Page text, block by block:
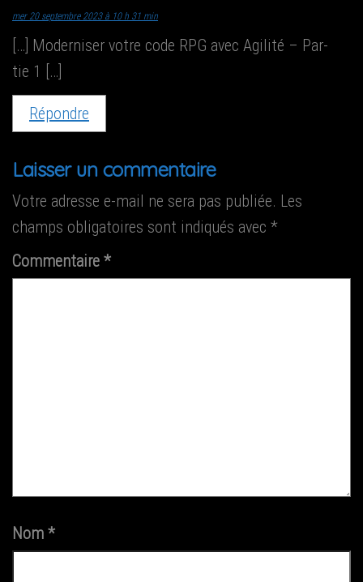
mer 20 septembre 2023 à 10 h 31 min
[…] Moder­ni­ser votre code RPG avec Agi­li­té – Par­
tie 1 […]
Répondre
Laisser un commentaire
Votre adresse e-mail ne sera pas publiée. Les
champs obligatoires sont indiqués avec *
Commentaire *
Nom *